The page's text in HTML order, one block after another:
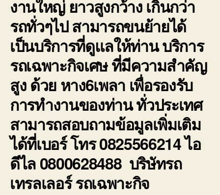
งานใหญ่ ยาวสูงกว้าง เกินกว่า
รถทั่วๆไป สามารถขนย้ายได้
เป็นบริการที่ดูแลให้ท่าน บริการ
รถเฉพาะกิจเศษ ที่มีความสำคัญ
สูง ด้วย หาง6เพลา เพื่อรองรับ
การทำงานของท่าน ทั่วประเทศ
สามารถสอบถามข้อมูลเพิ่มเติม
ได้ที่เบอร์ โทร 0825566214 ไอ
ดีไล 0800628488 บริษัทรถ
เทรลเลอร์ รถเฉพาะกิจ